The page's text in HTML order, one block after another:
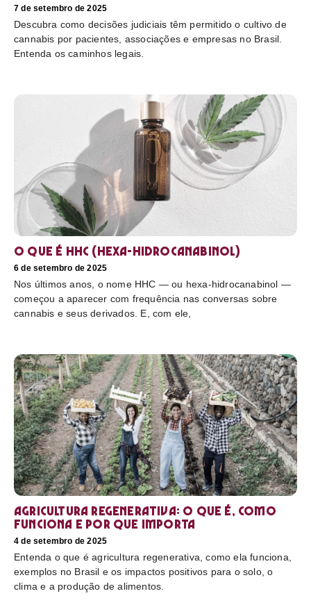
7 de setembro de 2025
Descubra como decisões judiciais têm permitido o cultivo de
cannabis por pacientes, associações e empresas no Brasil.
Entenda os caminhos legais.
O que é HHC (hexa-hidrocanabinol)
6 de setembro de 2025
Nos últimos anos, o nome HHC — ou hexa-hidrocanabinol —
começou a aparecer com frequência nas conversas sobre
cannabis e seus derivados. E, com ele,
Agricultura regenerativa: o que é, como
funciona e por que importa
4 de setembro de 2025
Entenda o que é agricultura regenerativa, como ela funciona,
exemplos no Brasil e os impactos positivos para o solo, o
clima e a produção de alimentos.